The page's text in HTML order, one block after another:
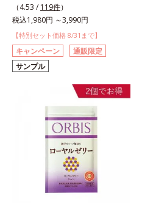
（4.53 / 119件）
税込1,980円 ～3,990円
【特別セット価格 8/31まで】
キャンペーン
通販限定
サンプル